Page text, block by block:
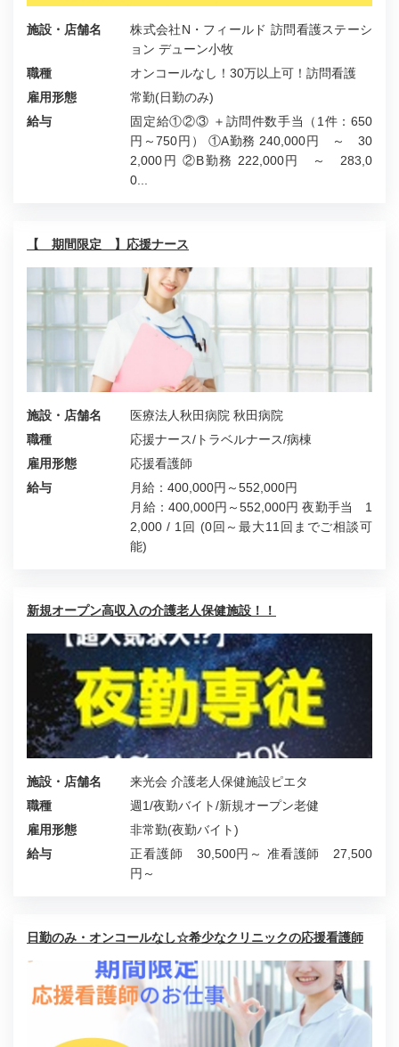
施設・店舗名
株式会社N・フィールド 訪問看護ステーシ
ョン デューン小牧
職種
オンコールなし！30万以上可！訪問看護
雇用形態
常勤(日勤のみ)
給与
固定給①②③ ＋訪問件数手当（1件：650
円～750円） ①A勤務 240,000円 ～ 30
2,000円 ②B勤務 222,000円 ～ 283,0
0...
【 期間限定 】応援ナース
施設・店舗名
医療法人秋田病院 秋田病院
職種
応援ナース/トラベルナース/病棟
雇用形態
応援看護師
給与
月給：400,000円～552,000円
月給：400,000円～552,000円 夜勤手当 1
2,000 / 1回 (0回～最大11回までご相談可
能)
新規オープン高収入の介護老人保健施設！！
施設・店舗名
来光会 介護老人保健施設ピエタ
職種
週1/夜勤バイト/新規オープン老健
雇用形態
非常勤(夜勤バイト)
給与
正看護師 30,500円～ 准看護師 27,500
円～
日勤のみ・オンコールなし☆希少なクリニックの応援看護師